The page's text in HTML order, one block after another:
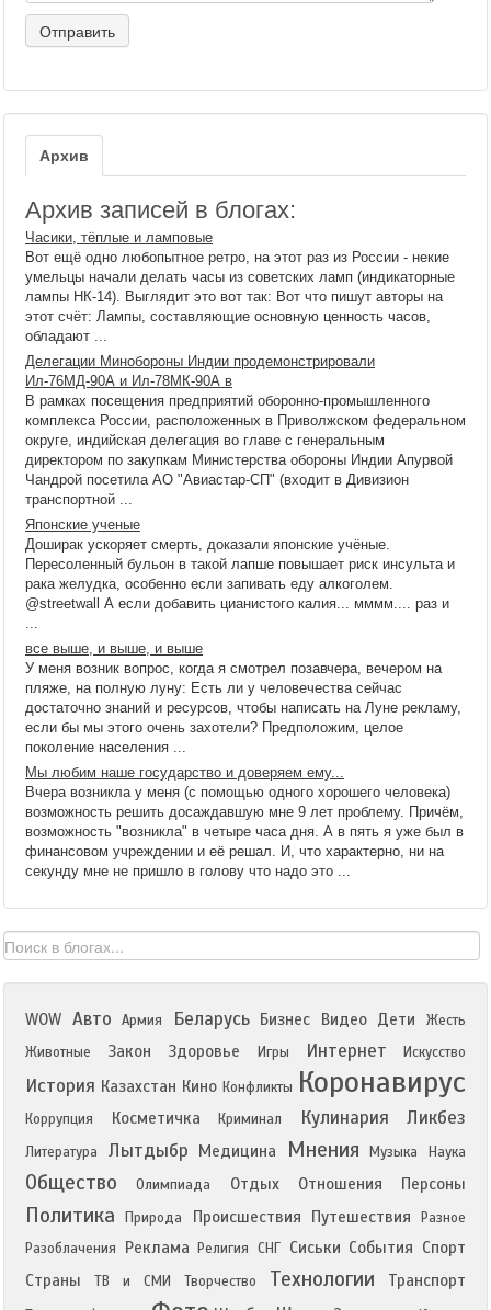
Архив
Архив записей в блогах:
Часики, тёплые и ламповые
Вот ещё одно любопытное ретро, на этот раз из России - некие
умельцы начали делать часы из советских ламп (индикаторные
лампы НК-14). Выглядит это вот так: Вот что пишут авторы на
этот счёт: Лампы, составляющие основную ценность часов,
обладают ...
Делегации Минобороны Индии продемонстрировали
Ил-76МД-90А и Ил-78МК-90А в
В рамках посещения предприятий оборонно-промышленного
комплекса России, расположенных в Приволжском федеральном
округе, индийская делегация во главе с генеральным
директором по закупкам Министерства обороны Индии Апурвой
Чандрой посетила АО "Авиастар-СП" (входит в Дивизион
транспортной ...
Японские ученые
Доширак ускоряет смерть, доказали японские учёные.
Пересоленный бульон в такой лапше повышает риск инсульта и
рака желудка, особенно если запивать еду алкоголем.
@streetwall А если добавить цианистого калия... мммм.... раз и
...
все выше, и выше, и выше
У меня возник вопрос, когда я смотрел позавчера, вечером на
пляже, на полную луну: Есть ли у человечества сейчас
достаточно знаний и ресурсов, чтобы написать на Луне рекламу,
если бы мы этого очень захотели? Предположим, целое
поколение населения ...
Мы любим наше государство и доверяем ему...
Вчера возникла у меня (с помощью одного хорошего человека)
возможность решить досаждавшую мне 9 лет проблему. Причём,
возможность "возникла" в четыре часа дня. А в пять я уже был в
финансовом учреждении и её решал. И, что характерно, ни на
секунду мне не пришло в голову что надо это ...
WOW Авто Армия Беларусь Бизнес Видео Дети
Жесть
Животные
Закон Здоровье Игры Интернет Искусство
История Казахстан Кино Конфликты Коронавирус
Коррупция Косметичка Криминал Кулинария Ликбез
Литература Лытдыбр Медицина Мнения Музыка Наука
Общество Олимпиада Отдых Отношения Персоны
Политика Природа Происшествия Путешествия
Разное
Разоблачения
Реклама Религия СНГ Сиськи События Спорт
Страны
ТВ и СМИ Творчество Технологии Транспорт